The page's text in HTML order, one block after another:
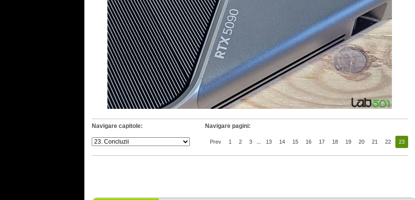
Navigare capitole: Navigare pagini:
Prev 1 2 3 13 14 15 16 17 18 19 20 21 22 23